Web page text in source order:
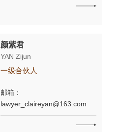
颜紫君
YAN Zijun
一级合伙人
邮箱：
lawyer_claireyan@163.com